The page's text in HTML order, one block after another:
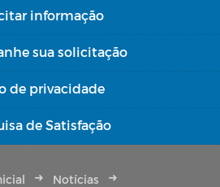
informação
sua solicitação
de privacidade
de Satisfação
Notícias